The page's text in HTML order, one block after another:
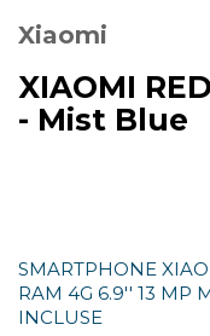
Xiaomi
XIAOMI
- Mist Blue
SMARTPHONE
RAM 4G 6.9'' 13 MP
INCLUSE